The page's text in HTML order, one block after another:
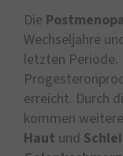
Die
Wechseljahre
letzten Periode.
erreicht. Durch
kommen weitere
Haut und